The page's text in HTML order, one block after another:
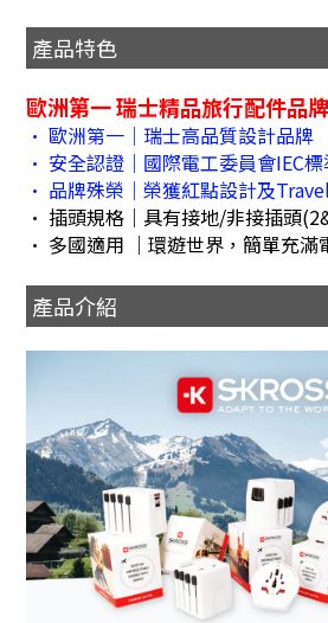
產品特色
歐洲第一 瑞士精品旅行配件品牌
• 歐洲第一｜瑞士高品質設計品牌
• 安全認證｜國際電工委員會IEC
• 品牌殊榮｜榮獲紅點設計及
• 插頭規格｜具有接地/非接插頭
• 多國適用 ｜環遊世界，簡單充滿
產品介紹